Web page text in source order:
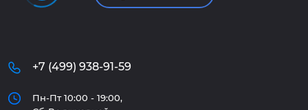
+7 (499) 938-91-59
Пн-Пт 10:00 - 19:00,